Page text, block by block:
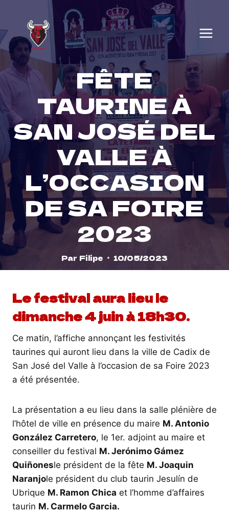
content
FÊTE
TAURINE À
SAN JOSÉ DEL
VALLE À
L’OCCASION
DE SA FOIRE
2023
Par Filipe 10/05/2023
Le festival aura lieu le
dimanche 4 juin à 18h30.
Ce matin, l’affiche annonçant les festivités
taurines qui auront lieu dans la ville de Cadix de
San José del Valle à l’occasion de sa Foire 2023
a été présentée.
La présentation a eu lieu dans la salle plénière de
l’hôtel de ville en présence du maire M. Antonio
González Carretero, le 1er. adjoint au maire et
conseiller du festival M. Jerónimo Gámez
Quiñonesle président de la fête M. Joaquin
Naranjole président du club taurin Jesulín de
Ubrique M. Ramon Chica et l’homme d’affaires
taurin M. Carmelo Garcia.